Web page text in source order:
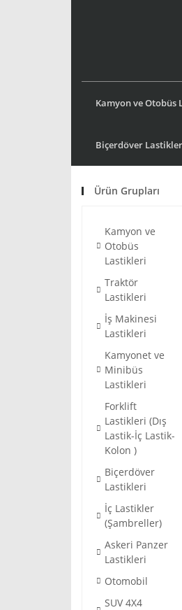
Kamyon ve Otobüs
Biçerdöver
Ürün Grupları
Kamyon ve
Otobüs
Lastikleri
Traktör
Lastikleri
İş Makinesi
Lastikleri
Kamyonet ve
Minibüs
Lastikleri
Forklift
Lastikleri (Dış
Lastik-İç Lastik-
Kolon )
Biçerdöver
Lastikleri
İç Lastikler
(Şambreller)
Askeri Panzer
Lastikleri
Otomobil
SUV 4X4